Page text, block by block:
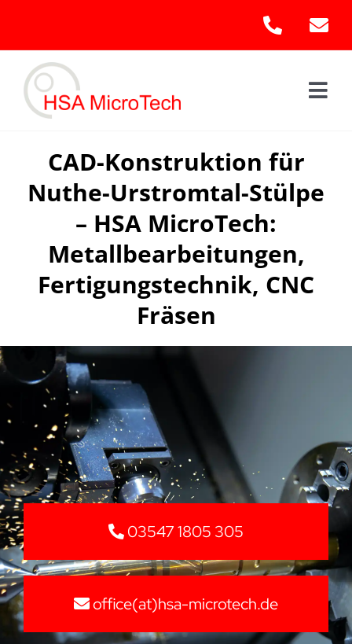
content
CAD-Konstruktion für
Nuthe-Urstromtal-Stülpe
– HSA MicroTech:
Metallbearbeitungen,
Fertigungstechnik, CNC
Fräsen
03547 1805 305
office(at)hsa-microtech.de